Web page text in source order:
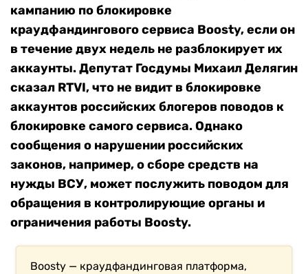
кампанию по блокировке
краудфандингового сервиса Boosty, если он
в течение двух недель не разблокирует их
аккаунты. Депутат Госдумы Михаил Делягин
сказал RTVI, что не видит в блокировке
аккаунтов российских блогеров поводов к
блокировке самого сервиса. Однако
сообщения о нарушении российских
законов, например, о сборе средств на
нужды ВСУ, может послужить поводом для
обращения в контролирующие органы и
ограничения работы Boosty.
Boosty — краудфандинговая платформа,